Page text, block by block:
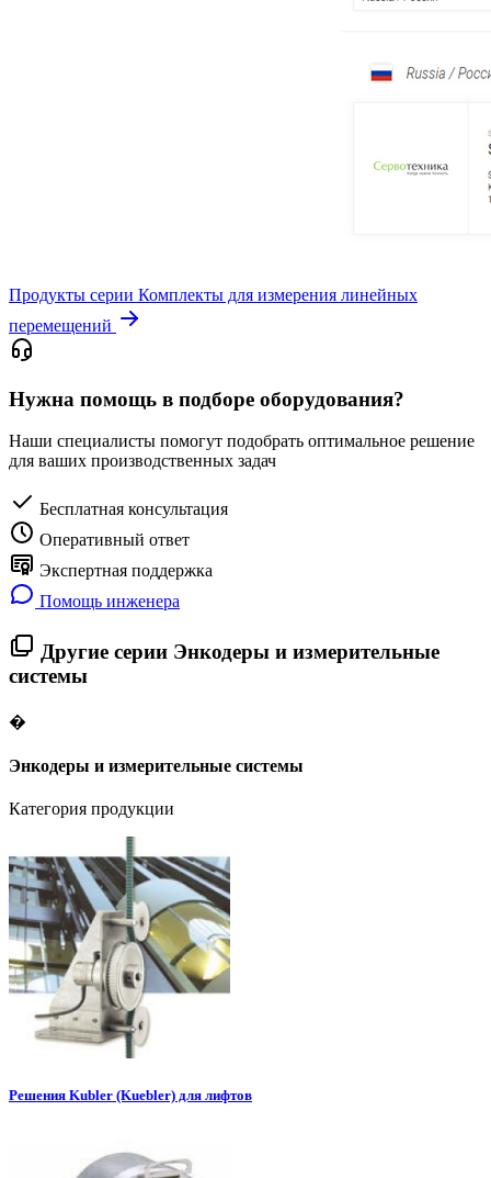
Продукты серии Комплекты для измерения линейных
перемещений
Нужна помощь в подборе оборудования?
Наши специалисты помогут подобрать оптимальное решение
для ваших производственных задач
Бесплатная консультация
Оперативный ответ
Экспертная поддержка
Помощь инженера
Другие серии Энкодеры и измерительные
системы
�
Энкодеры и измерительные системы
Категория продукции
Решения Kubler (Kuebler) для лифтов